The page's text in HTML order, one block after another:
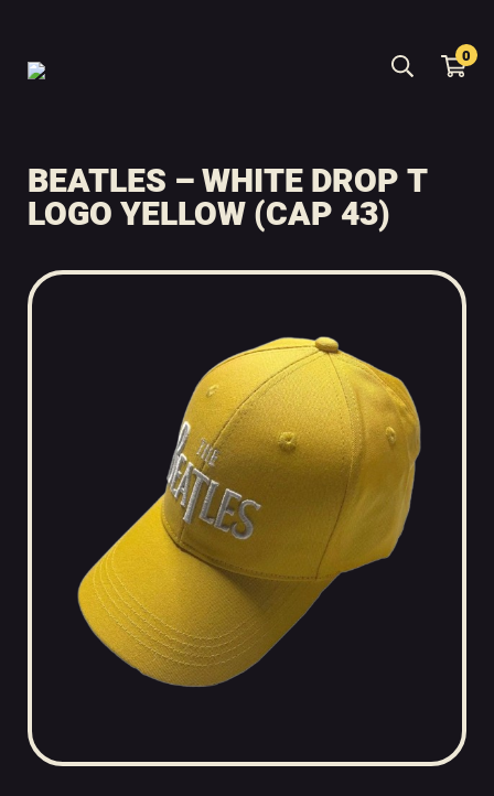
0
BEATLES – WHITE DROP T
LOGO YELLOW (CAP 43)